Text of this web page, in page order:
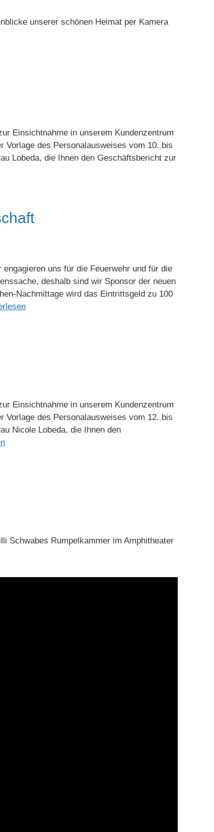
unserer schönen Heimat per Kamera
Einsichtnahme in unserem Kundenzentrum
des Personalausweises vom 10. bis
Lobeda, die Ihnen den Geschäftsbericht zur
uns für die Feuerwehr und für die
deshalb sind wir Sponsor der neuen
Nachmittage wird das Eintrittsgeld zu 100
Einsichtnahme in unserem Kundenzentrum
des Personalausweises vom 12. bis
Nicole Lobeda, die Ihnen den
Schwabes Rumpelkammer im Amphitheater